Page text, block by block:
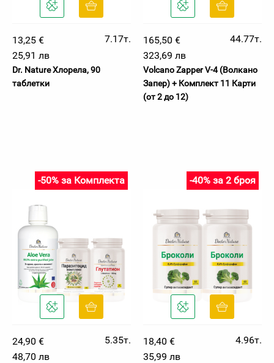
13,25 €
7.17т.
25,91 лв
Dr. Nature Хлорела, 90
таблетки
165,50 €
44.77т.
323,69 лв
Volcano Zapper V-4 (Волкано
Запер) + Комплект 11 Карти
(от 2 до 12)
-50% за Комплекта
24,90 €
5.35т.
48,70 лв
-40% за 2 броя
18,40 €
4.96т.
35,99 лв